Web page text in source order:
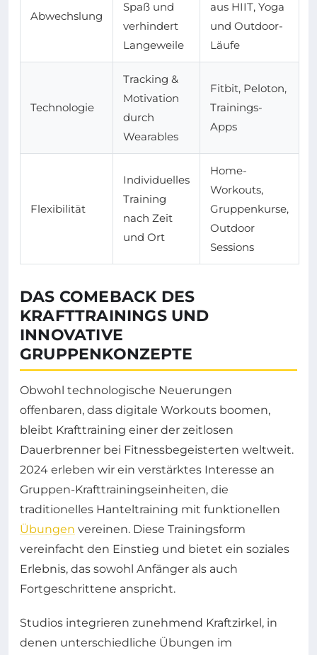
Abwechslung
Spaß und
verhindert
Langeweile
aus HIIT, Yoga
und Outdoor-
Läufe
Technologie
Tracking &
Motivation
durch
Wearables
Fitbit, Peloton,
Trainings-
Apps
Flexibilität
Individuelles
Training
nach Zeit
und Ort
Home-
Workouts,
Gruppenkurse,
Outdoor
Sessions
DAS COMEBACK DES
KRAFTTRAININGS UND
INNOVATIVE
GRUPPENKONZEPTE
Obwohl technologische Neuerungen
offenbaren, dass digitale Workouts boomen,
bleibt Krafttraining einer der zeitlosen
Dauerbrenner bei Fitnessbegeisterten weltweit.
2024 erleben wir ein verstärktes Interesse an
Gruppen-Krafttrainingseinheiten, die
traditionelles Hanteltraining mit funktionellen
Übungen vereinen. Diese Trainingsform
vereinfacht den Einstieg und bietet ein soziales
Erlebnis, das sowohl Anfänger als auch
Fortgeschrittene anspricht.
Studios integrieren zunehmend Kraftzirkel, in
denen unterschiedliche Übungen im